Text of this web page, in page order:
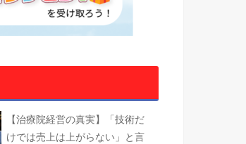
【治療院経営の真実】「技術だ
けでは売上は上がらない」と言